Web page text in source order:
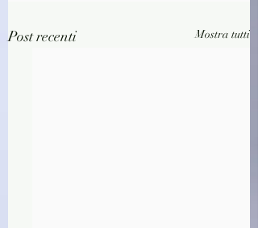
Post recenti Mostra tutti